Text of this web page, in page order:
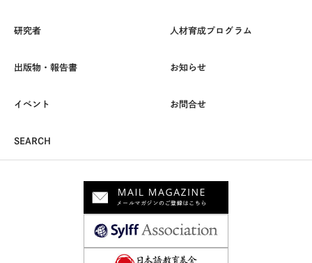
研究者 人材育成プログラム
出版物・報告書 お知らせ
イベント お問合せ
SEARCH